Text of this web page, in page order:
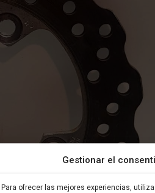
Gestionar el
Para ofrecer las mejores experiencias,